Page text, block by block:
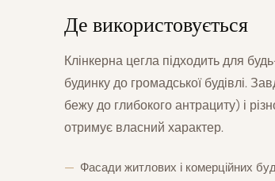
Де використовується
Клінкерна цегла підходить для
будинку до громадської будівлі.
бежу до глибокого антрациту) і
отримує власний характер.
Фасади житлових і комерційних